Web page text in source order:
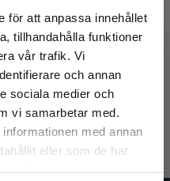
för att anpassa innehållet
tillhandahålla funktioner
vår trafik. Vi
och annan
sociala medier och
vi samarbetar med.
med annan
eller som de har
m.fl. (red.)